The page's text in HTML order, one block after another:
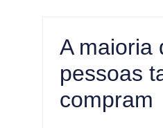
A maioria
pessoas
compram